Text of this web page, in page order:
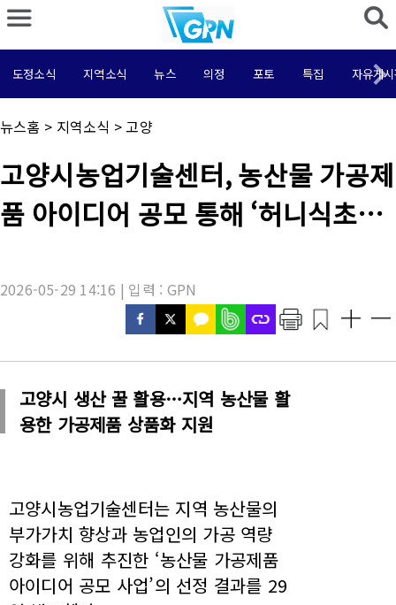
도정소식 지역소식 뉴스 의정 포토 특집 자유게
채
널
뉴스홈 > 지역소식 >고양
기
사
목
고양시농업기술센터, 농산물 가공제
품 아이디어 공모 통해 ‘허니식초젤
2026-05-29 14:16 | 입력 : GPN
고양시 생산 꿀 활용…지역 농산물 활
용한 가공제품 상품화 지원
고양시농업기술센터는 지역 농산물의
부가가치 향상과 농업인의 가공 역량
강화를 위해 추진한 ‘농산물 가공제품
아이디어 공모 사업’의 선정 결과를 29